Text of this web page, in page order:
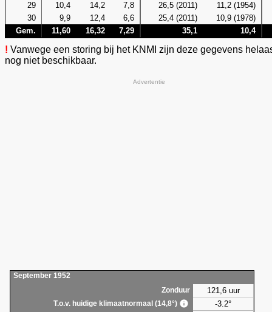
29
10,4 14,2 7,8 26,5 (2011)
11,2 (1954)
30
9,9 12,4 6,6 25,4 (2011)
10,9 (1978)
Gem.
11,60 16,32 7,29 35,1 10,4
! Vanwege een storing bij het KNMI zijn deze gegevens
nog niet beschikbaar.
Advertentie
September 1952
Zonduur
121,6 uur
T.o.v. huidige klimaatnormaal (14,8°) -3.2°